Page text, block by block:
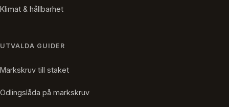
Klimat & hållbarhet
UTVALDA GUIDER
Markskruv till staket
Odlingslåda på markskruv